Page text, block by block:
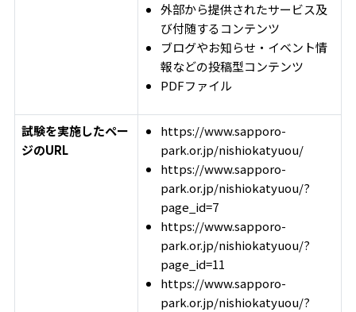
外部から提供されたサービス及
び付随するコンテンツ
ブログやお知らせ・イベント情
報などの投稿型コンテンツ
PDFファイル
試験を実施したペー
ジのURL
https://www.sapporo-
park.or.jp/nishiokatyuou/
https://www.sapporo-
park.or.jp/nishiokatyuou/?
page_id=7
https://www.sapporo-
park.or.jp/nishiokatyuou/?
page_id=11
https://www.sapporo-
park.or.jp/nishiokatyuou/?